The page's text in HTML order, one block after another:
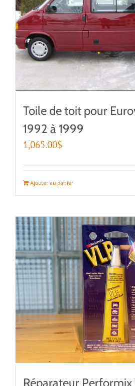
Toile de toit pour
1992 à 1999
1,065.00$
Ajouter au panier
Réparateur Performix